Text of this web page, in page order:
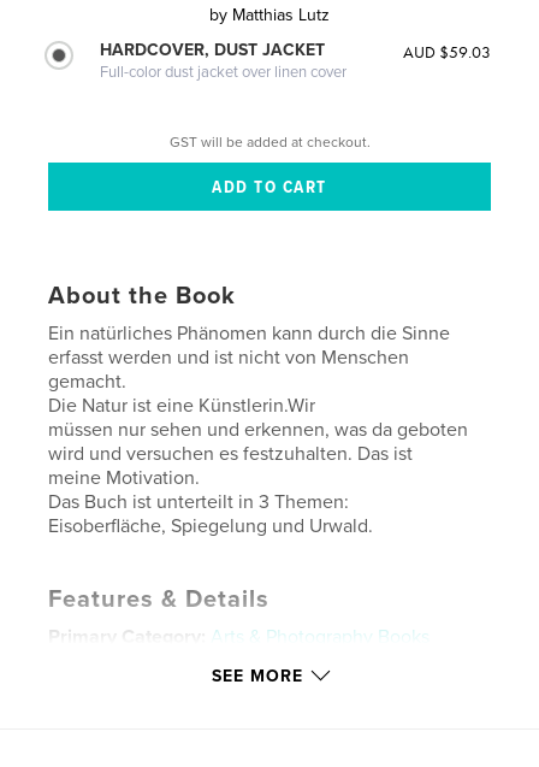
by Matthias Lutz
HARDCOVER, DUST JACKET
Full-color dust jacket over linen cover
AUD $59.03
GST will be added at checkout.
About the Book
Ein natürliches Phänomen kann durch die Sinne
erfasst werden und ist nicht von Menschen
gemacht.
Die Natur ist eine Künstlerin.Wir
müssen nur sehen und erkennen, was da geboten
wird und versuchen es festzuhalten. Das ist
meine Motivation.
Das Buch ist unterteilt in 3 Themen:
Eisoberfläche, Spiegelung und Urwald.
Features & Details
Primary Category:
Arts & Photography Books
Additional Categories Fine Art Photography
SEE MORE